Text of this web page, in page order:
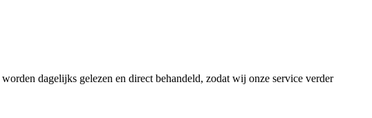
worden dagelijks gelezen en direct behandeld, zodat wij onze service verder